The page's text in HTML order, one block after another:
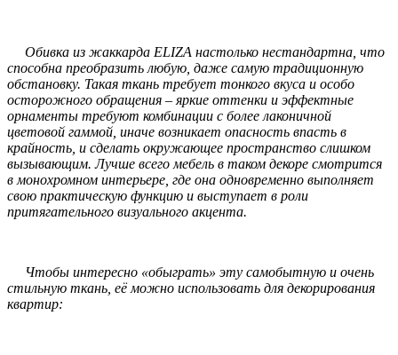
Обивка из жаккарда ELIZA настолько нестандартна, что
способна преобразить любую, даже самую традиционную
обстановку. Такая ткань требует тонкого вкуса и особо
осторожного обращения – яркие оттенки и эффектные
орнаменты требуют комбинации с более лаконичной
цветовой гаммой, иначе возникает опасность впасть в
крайность, и сделать окружающее пространство слишком
вызывающим. Лучше всего мебель в таком декоре смотрится
в монохромном интерьере, где она одновременно выполняет
свою практическую функцию и выступает в роли
притягательного визуального акцента.
Чтобы интересно «обыграть» эту самобытную и очень
стильную ткань, её можно использовать для декорирования
квартир: